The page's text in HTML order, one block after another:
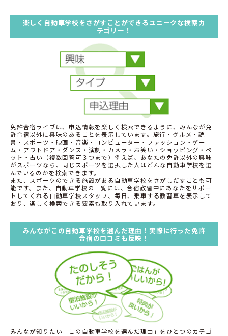
楽しく自動車学校をさがすことができるユニークな検索カ
テゴリー！
免許合宿ライブは、申込情報を楽しく検索できるように、みんなが免
許合宿以外に興味のあることを表示しています。旅行・グルメ・読
書・スポーツ・映画・音楽・コンピューター・ファッション・ゲー
ム・アウトドア・ダンス・演劇・カメラ・お笑い・ショッピング・ペ
ット・占い（複数回答可３つまで）例えば、あなたの免許以外の興味
がスポーツなら、同じスポーツを選択した人はどんな自動車学校を選
んでいるのかを検索できます。
また、スポーツのできる施設がある自動車学校をさがしだすことも可
能です。また、自動車学校の一覧には、合宿教習中にあなたをサポー
トしてくれる自動車学校スタッフ、毎日、乗車する教習車を表示して
おり、楽しく検索できる要素も取り入れています。
みんながこの自動車学校を選んだ理由！実際に行った免許
合宿の口コミも反映！
みんなが知りたい「この自動車学校を選んだ理由」をひとつのカテゴ